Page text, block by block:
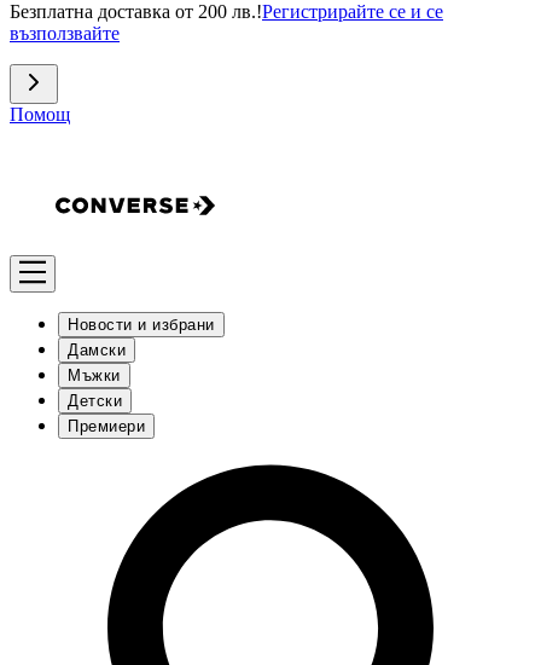
Безплатна доставка от 200 лв.!Регистрирайте се и се
възползвайте
Помощ
Новости и избрани
Дамски
Мъжки
Детски
Премиери